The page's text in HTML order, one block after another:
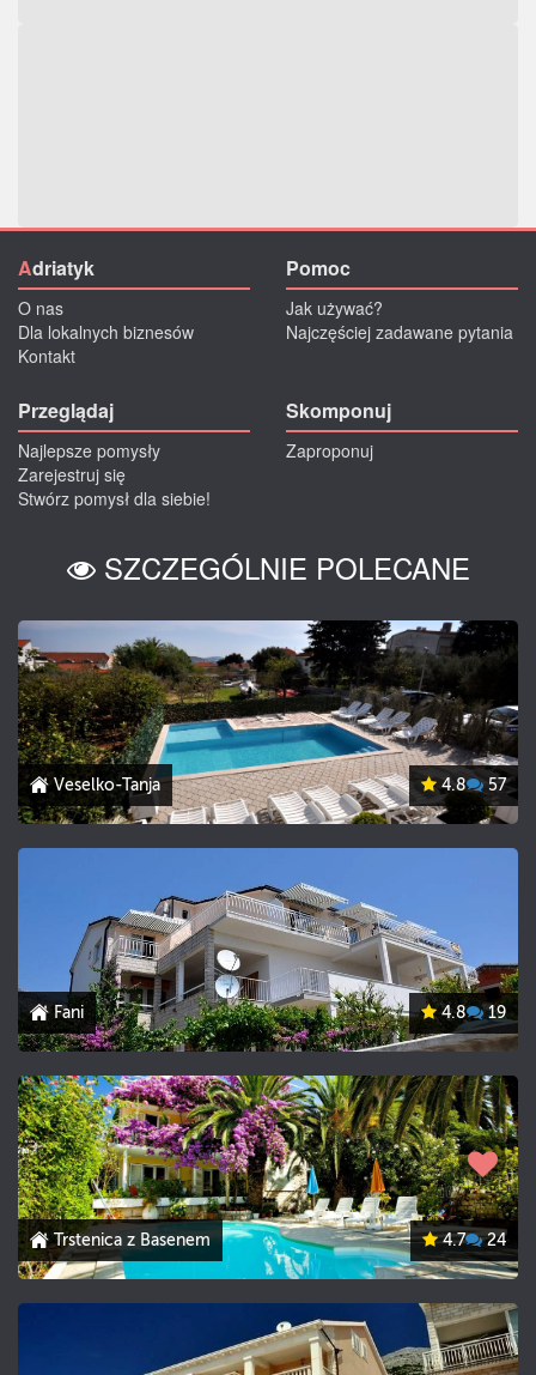
Adriatyk
O nas
Dla lokalnych biznesów
Kontakt
Pomoc
Jak używać?
Najczęściej zadawane pytania
Przeglądaj
Najlepsze pomysły
Zarejestruj się
Stwórz pomysł dla siebie!
Skomponuj
Zaproponuj
SZCZEGÓLNIE POLECANE
Veselko-Tanja 4.8 57
Fani 4.8 19
Trstenica z Basenem 4.7 24